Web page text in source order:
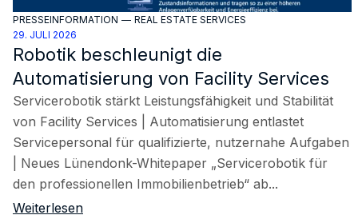
PRESSEINFORMATION — REAL ESTATE SERVICES
29. JULI 2026
Robotik beschleunigt die
Automatisierung von Facility Services
Servicerobotik stärkt Leistungsfähigkeit und Stabilität
von Facility Services | Automatisierung entlastet
Servicepersonal für qualifizierte, nutzernahe Aufgaben
| Neues Lünendonk-Whitepaper „Servicerobotik für
den professionellen Immobilienbetrieb“ ab...
Weiterlesen